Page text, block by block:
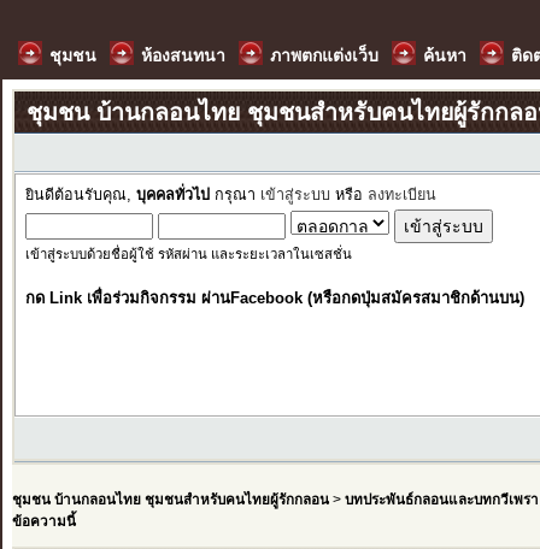
ชุมชน ห้องสนทนา ภาพตกแต่งเว็บ ค้นหา ติด
ชุมชน บ้านกลอนไทย ชุมชนสำหรับคนไทยผู้รักกล
ยินดีต้อนรับคุณ, บุคคลทั่วไป กรุณา เข้าสู่ระบบ หรือ ลงทะเบียน
เข้าสู่ระบบด้วยชื่อผู้ใช้ รหัสผ่าน และระยะเวลาในเซสชั่น
กด Link เพื่อร่วมกิจกรรม ผ่านFacebook (หรือกดปุ่มสมัครสมาชิกด้านบน)
ชุมชน บ้านกลอนไทย ชุมชนสำหรับคนไทยผู้รักกลอน> บทประพันธ์กลอนและบทกวีเพรา
ข้อความนี้